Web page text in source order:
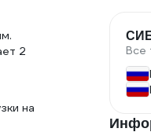
2
на
Все